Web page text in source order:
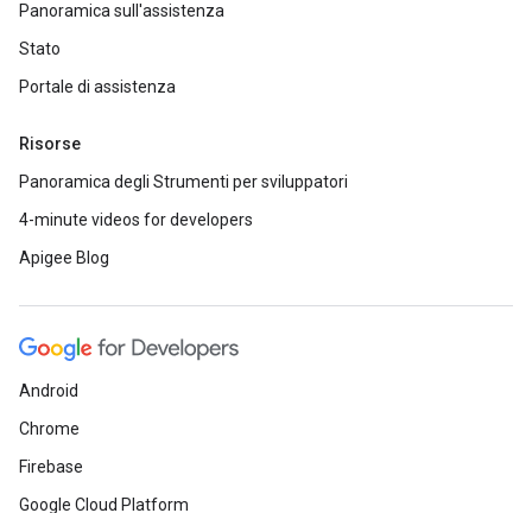
Panoramica sull'assistenza
Stato
Portale di assistenza
Risorse
Panoramica degli Strumenti per sviluppatori
4-minute videos for developers
Apigee Blog
Android
Chrome
Firebase
Google Cloud Platform